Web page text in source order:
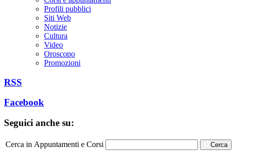
Profili pubblici
Siti Web
Notizie
Cultura
Video
Oroscopo
Promozioni
RSS
Facebook
Seguici anche su:
Cerca in Appuntamenti e Corsi Cerca